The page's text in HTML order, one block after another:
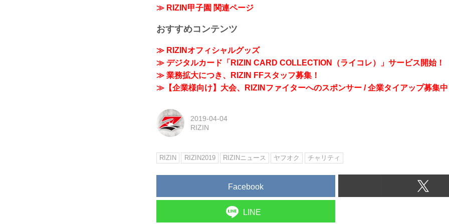
≫ RIZIN甲子園 関連ページ
おすすめコンテンツ
≫ RIZINオフィシャルグッズ
≫ デジタルカード「RIZIN CARD COLLECTION（ライコレ）」サービス開始！
≫ 業務拡大につき、RIZIN FFスタッフ募集！
≫【企業様向け】大会、RIZINファイターへのスポンサー / 企業タイアップ募集
2019-04-04
RIZIN
RIZIN RIZIN2019 RIZINニュース ヤフオク チャリティ
Facebook
LINE